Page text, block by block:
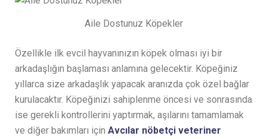
Aile Dostunuz Köpekler
Özellikle ilk evcil hayvanınızın köpek olması iyi bir
arkadaşlığın başlaması anlamına gelecektir. Köpeğiniz
yıllarca size arkadaşlık yapacak aranızda çok özel bağlar
kurulacaktır. Köpeğinizi sahiplenme öncesi ve sonrasında
ise gerekli kontrollerini yaptırmak, aşılarını tamamlamak
ve diğer bakımları için Avcılar nöbetçi veteriner